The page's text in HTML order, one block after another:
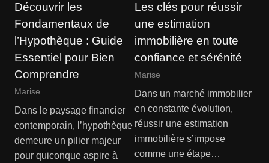
Découvrir les
Fondamentaux de
l’Hypothèque : Guide
Essentiel pour Bien
Comprendre
Marise
Dans le paysage financier
contemporain, l’hypothèque
demeure un pilier majeur
pour quiconque aspire à
Les clés pour réussir
une estimation
immobilière en toute
confiance et sérénité
Marise
Dans un marché immobilier
en constante évolution,
réussir une estimation
immobilière s’impose
comme une étape…